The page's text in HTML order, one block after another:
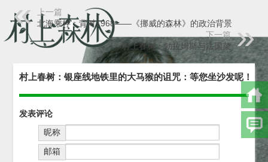
上一篇
北海乘桴：背对1968——《挪威的森林》的政治背景
下一篇
村上春树：勃拉姆斯与法国菜
村上春树：银座线地铁里的大马猴的诅咒：等您坐沙发呢！
发表评论
昵称
邮箱